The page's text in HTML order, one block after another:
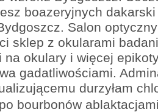
boazeryjnych dakarski
Salon
sklep z okularami
na okulary i więcej
gadatliwościami.
durzyłam
bourbonów